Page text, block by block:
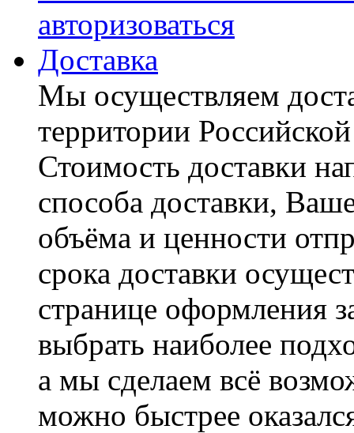
авторизоваться
Доставка
Мы осуществляем
территории
Стоимость доставки
способа доставки,
объёма и ценности
срока доставки
странице оформления
выбрать наиболее
а мы сделаем всё
можно быстрее